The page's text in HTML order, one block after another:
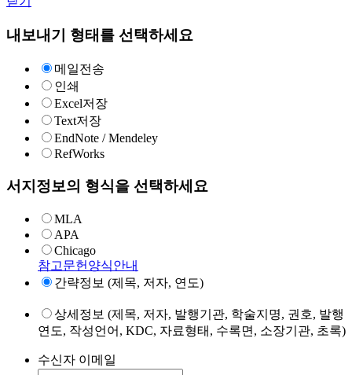
내보내기 형태를 선택하세요
메일전송
인쇄
Excel저장
Text저장
EndNote / Mendeley
RefWorks
서지정보의 형식을 선택하세요
MLA
APA
Chicago
참고문헌양식안내
간략정보 (제목, 저자, 연도)
상세정보 (제목, 저자, 발행기관, 학술지명, 권호, 발행
연도, 작성언어, KDC, 자료형태, 수록면, 소장기관, 초록)
수신자 이메일